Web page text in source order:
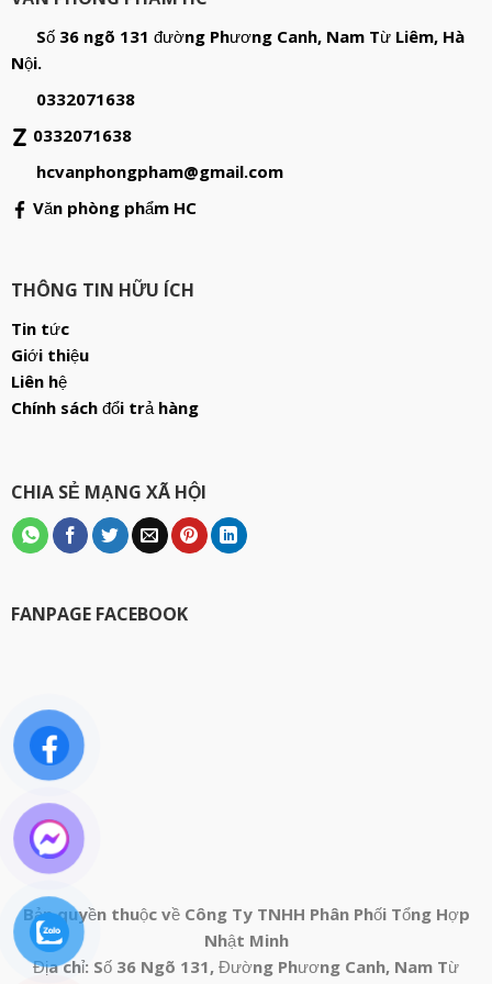
Số 36 ngõ 131 đường Phương Canh, Nam Từ Liêm, Hà
Nội.
0332071638
0332071638
hcvanphongpham@gmail.com
Văn phòng phẩm HC
THÔNG TIN HỮU ÍCH
Tin tức
Giới thiệu
Liên hệ
Chính sách đổi trả hàng
CHIA SẺ MẠNG XÃ HỘI
FANPAGE FACEBOOK
Bản quyền thuộc về Công Ty TNHH Phân Phối Tổng Hợp
Nhật Minh
Địa chỉ: Số 36 Ngõ 131, Đường Phương Canh, Nam Từ